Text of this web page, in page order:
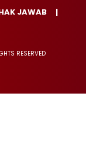
JAWAB
RESERVED